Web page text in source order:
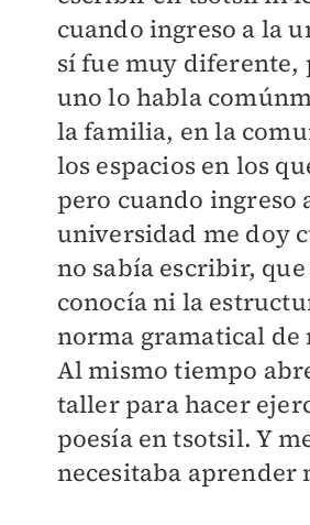
cuando ingreso a la
sí fue muy diferente,
uno lo habla
la familia, en la
los espacios en los
pero cuando ingreso
universidad me doy
no sabía escribir,
conocía ni la
norma gramatical
Al mismo tiempo
taller para hacer
poesía en tsotsil. Y
necesitaba aprender